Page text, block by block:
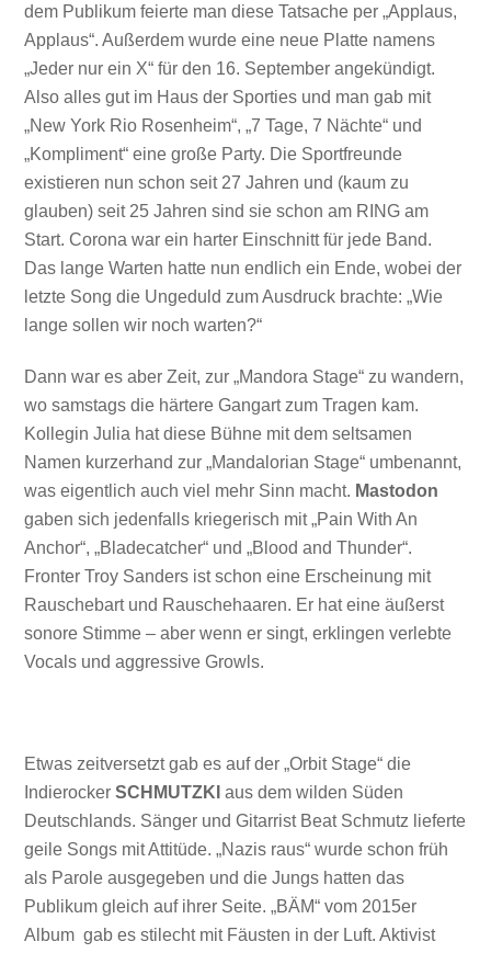
dem Publikum feierte man diese Tatsache per „Applaus,
Applaus“. Außerdem wurde eine neue Platte namens
„Jeder nur ein X“ für den 16. September angekündigt.
Also alles gut im Haus der Sporties und man gab mit
„New York Rio Rosenheim“, „7 Tage, 7 Nächte“ und
„Kompliment“ eine große Party. Die Sportfreunde
existieren nun schon seit 27 Jahren und (kaum zu
glauben) seit 25 Jahren sind sie schon am RING am
Start. Corona war ein harter Einschnitt für jede Band.
Das lange Warten hatte nun endlich ein Ende, wobei der
letzte Song die Ungeduld zum Ausdruck brachte: „Wie
lange sollen wir noch warten?“
Dann war es aber Zeit, zur „Mandora Stage“ zu wandern,
wo samstags die härtere Gangart zum Tragen kam.
Kollegin Julia hat diese Bühne mit dem seltsamen
Namen kurzerhand zur „Mandalorian Stage“ umbenannt,
was eigentlich auch viel mehr Sinn macht. Mastodon
gaben sich jedenfalls kriegerisch mit „Pain With An
Anchor“, „Bladecatcher“ und „Blood and Thunder“.
Fronter Troy Sanders ist schon eine Erscheinung mit
Rauschebart und Rauschehaaren. Er hat eine äußerst
sonore Stimme – aber wenn er singt, erklingen verlebte
Vocals und aggressive Growls.
Etwas zeitversetzt gab es auf der „Orbit Stage“ die
IndierockerSCHMUTZKI aus dem wilden Süden
Deutschlands. Sänger und Gitarrist Beat Schmutz lieferte
geile Songs mit Attitüde. „Nazis raus“ wurde schon früh
als Parole ausgegeben und die Jungs hatten das
Publikum gleich auf ihrer Seite. „BÄM“ vom 2015er
Album gab es stilecht mit Fäusten in der Luft. Aktivist